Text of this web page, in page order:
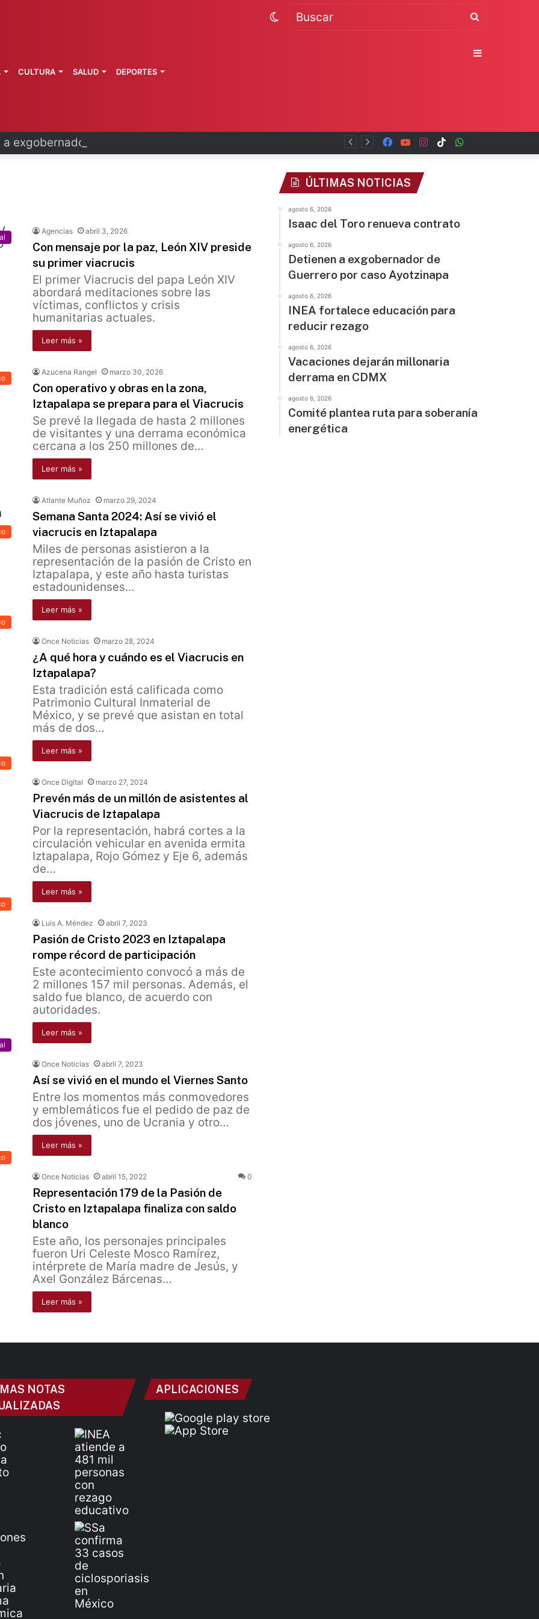
exgobernador de Guerrero por caso Ayotzinapa TikTok
Instagram
YouTube
Facebook
CULTURA SALUD DEPORTES
Switch
Agencias abril 3, 2026
Con mensaje por la paz, León XIV preside
su primer viacrucis
El primer Viacrucis del papa León XIV
abordará meditaciones sobre las
víctimas, conflictos y crisis
humanitarias actuales.
Leer más »
Azucena Rangel marzo 30, 2026
Con operativo y obras en la zona,
Iztapalapa se prepara para el Viacrucis
Se prevé la llegada de hasta 2 millones
de visitantes y una derrama económica
cercana a los 250 millones de…
Leer más »
Atlante Muñoz marzo 29, 2024
Semana Santa 2024: Así se vivió el
viacrucis en Iztapalapa
Miles de personas asistieron a la
representación de la pasión de Cristo en
Iztapalapa, y este año hasta turistas
estadounidenses…
Leer más »
Once Noticias marzo 28, 2024
¿A qué hora y cuándo es el Viacrucis en
Iztapalapa?
Esta tradición está calificada como
Patrimonio Cultural Inmaterial de
México, y se prevé que asistan en total
más de dos…
Leer más »
Once Digital marzo 27, 2024
Prevén más de un millón de asistentes al
Viacrucis de Iztapalapa
Por la representación, habrá cortes a la
circulación vehicular en avenida ermita
Iztapalapa, Rojo Gómez y Eje 6, además
de…
Leer más »
Luis A. Méndez abril 7, 2023
Pasión de Cristo 2023 en Iztapalapa
rompe récord de participación
Este acontecimiento convocó a más de
2 millones 157 mil personas. Además, el
saldo fue blanco, de acuerdo con
autoridades.
Leer más »
Once Noticias abril 7, 2023
Así se vivió en el mundo el Viernes Santo
Entre los momentos más conmovedores
y emblemáticos fue el pedido de paz de
dos jóvenes, uno de Ucrania y otro…
Leer más »
Once Noticias abril 15, 2022 0
Representación 179 de la Pasión de
Cristo en Iztapalapa finaliza con saldo
blanco
Este año, los personajes principales
fueron Uri Celeste Mosco Ramírez,
intérprete de María madre de Jesús, y
Axel González Bárcenas…
Leer más »
ÚLTIMAS NOTICIAS
agosto 6, 2026
Isaac del Toro renueva contrato
agosto 6, 2026
Detienen a exgobernador de
Guerrero por caso Ayotzinapa
agosto 6, 2026
INEA fortalece educación para
reducir rezago
agosto 6, 2026
Vacaciones dejarán millonaria
derrama en CDMX
agosto 6, 2026
Comité plantea ruta para soberanía
energética
NOTAS
APLICACIONES